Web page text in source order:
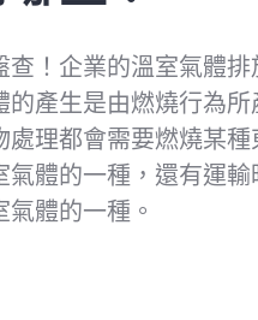
查！企業的溫室氣體
的產生是由燃燒行為
處理都會需要燃燒某
氣體的一種，還有運
體的一種。